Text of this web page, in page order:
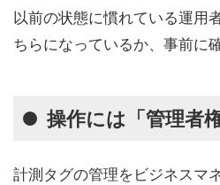
以前の状態に慣れている運用
ちらになっているか、事前に
操作には「管理者
計測タグの管理をビジネスマ